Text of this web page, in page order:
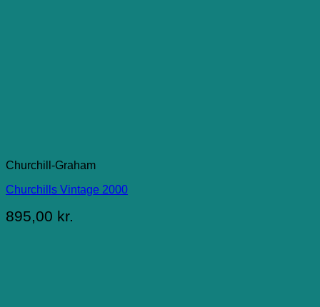
Churchill-Graham
Churchills Vintage 2000
895,00 kr.